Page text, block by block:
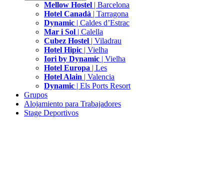
Mellow Hostel | Barcelona
Hotel Canadà | Tarragona
Dynamic | Caldes d’Estrac
Mar i Sol | Calella
Cubez Hostel | Viladrau
Hotel Hipic | Vielha
Iori by Dynamic | Vielha
Hotel Europa | Les
Hotel Alain | Valencia
Dynamic | Els Ports Resort
Grupos
Alojamiento para Trabajadores
Stage Deportivos